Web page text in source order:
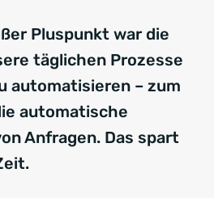
Pluspunkt war die
täglichen Prozesse
automatisieren – zum
automatische
Anfragen. Das spart